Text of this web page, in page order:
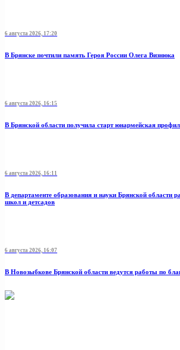
6 августа 2026, 17:20
В Брянске почтили память Героя России Олега Визнюка
6 августа 2026, 16:15
В Брянской области получила старт юнармейская
6 августа 2026, 16:11
В департаменте образования и науки Брянской области
школ и детсадов
6 августа 2026, 16:07
В Новозыбкове Брянской области ведутся работы по